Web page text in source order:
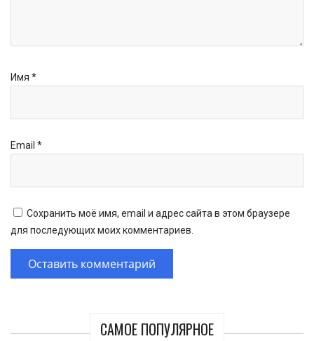
САМОЕ ПОПУЛЯРНОЕ
Имя *
Email *
Сохранить моё имя, email и адрес сайта в этом браузере
для последующих моих комментариев.